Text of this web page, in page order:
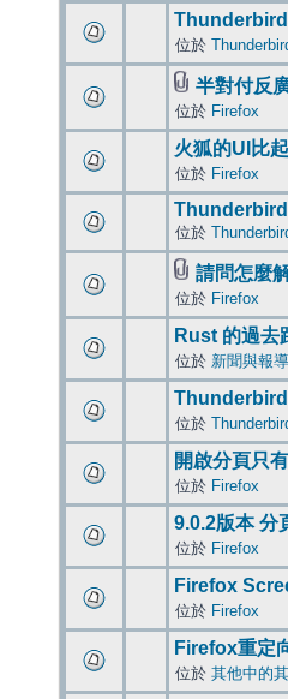
Thunderbird
位於
半對付反
位於 Firefox
火狐的UI比
位於 Firefox
位於
請問怎麼
位於 Firefox
Rust 的過去
位於 新聞與報導
Thunderbird
位於
開啟分頁只
位於 Firefox
9.0.2版本 分
位於 Firefox
Firefox
位於 Firefox
Firefox重定
位於 其他中的